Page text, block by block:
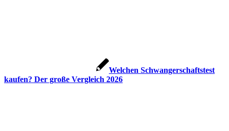
Wel­chen Schwan­ger­schafts­test
kau­fen? Der gro­ße Ver­gleich 2026